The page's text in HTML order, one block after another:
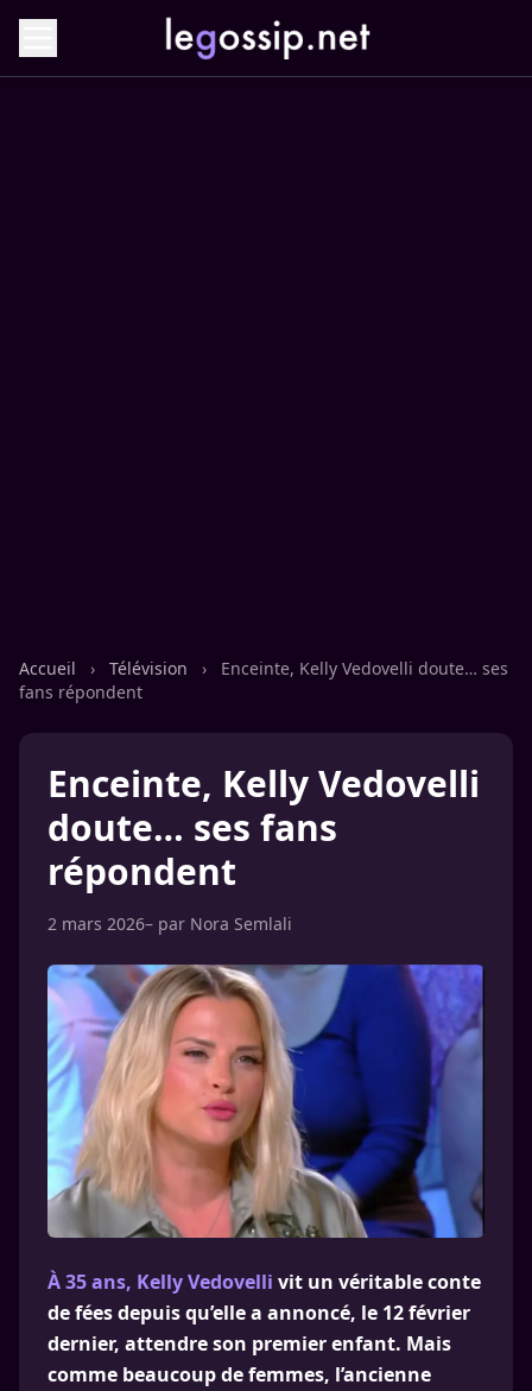
Accueil › Télévision ›
Enceinte, Kelly Vedovelli doute… ses
fans répondent
Enceinte, Kelly Vedovelli
doute… ses fans
répondent
2 mars 2026– par Nora Semlali
À 35 ans, Kelly Vedovelli vit un véritable conte
de fées depuis qu’elle a annoncé, le 12 février
dernier, attendre son premier enfant. Mais
comme beaucoup de femmes, l’ancienne